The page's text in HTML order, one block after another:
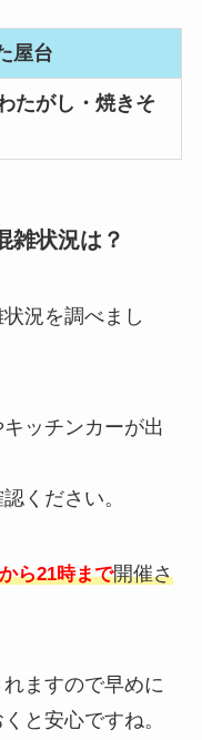
屋台
たがし・焼きそ
雑状況は？
況を調べまし
ッチンカーが出
ください。
ら21時まで開催さ
ますので早めに
と安心ですね。